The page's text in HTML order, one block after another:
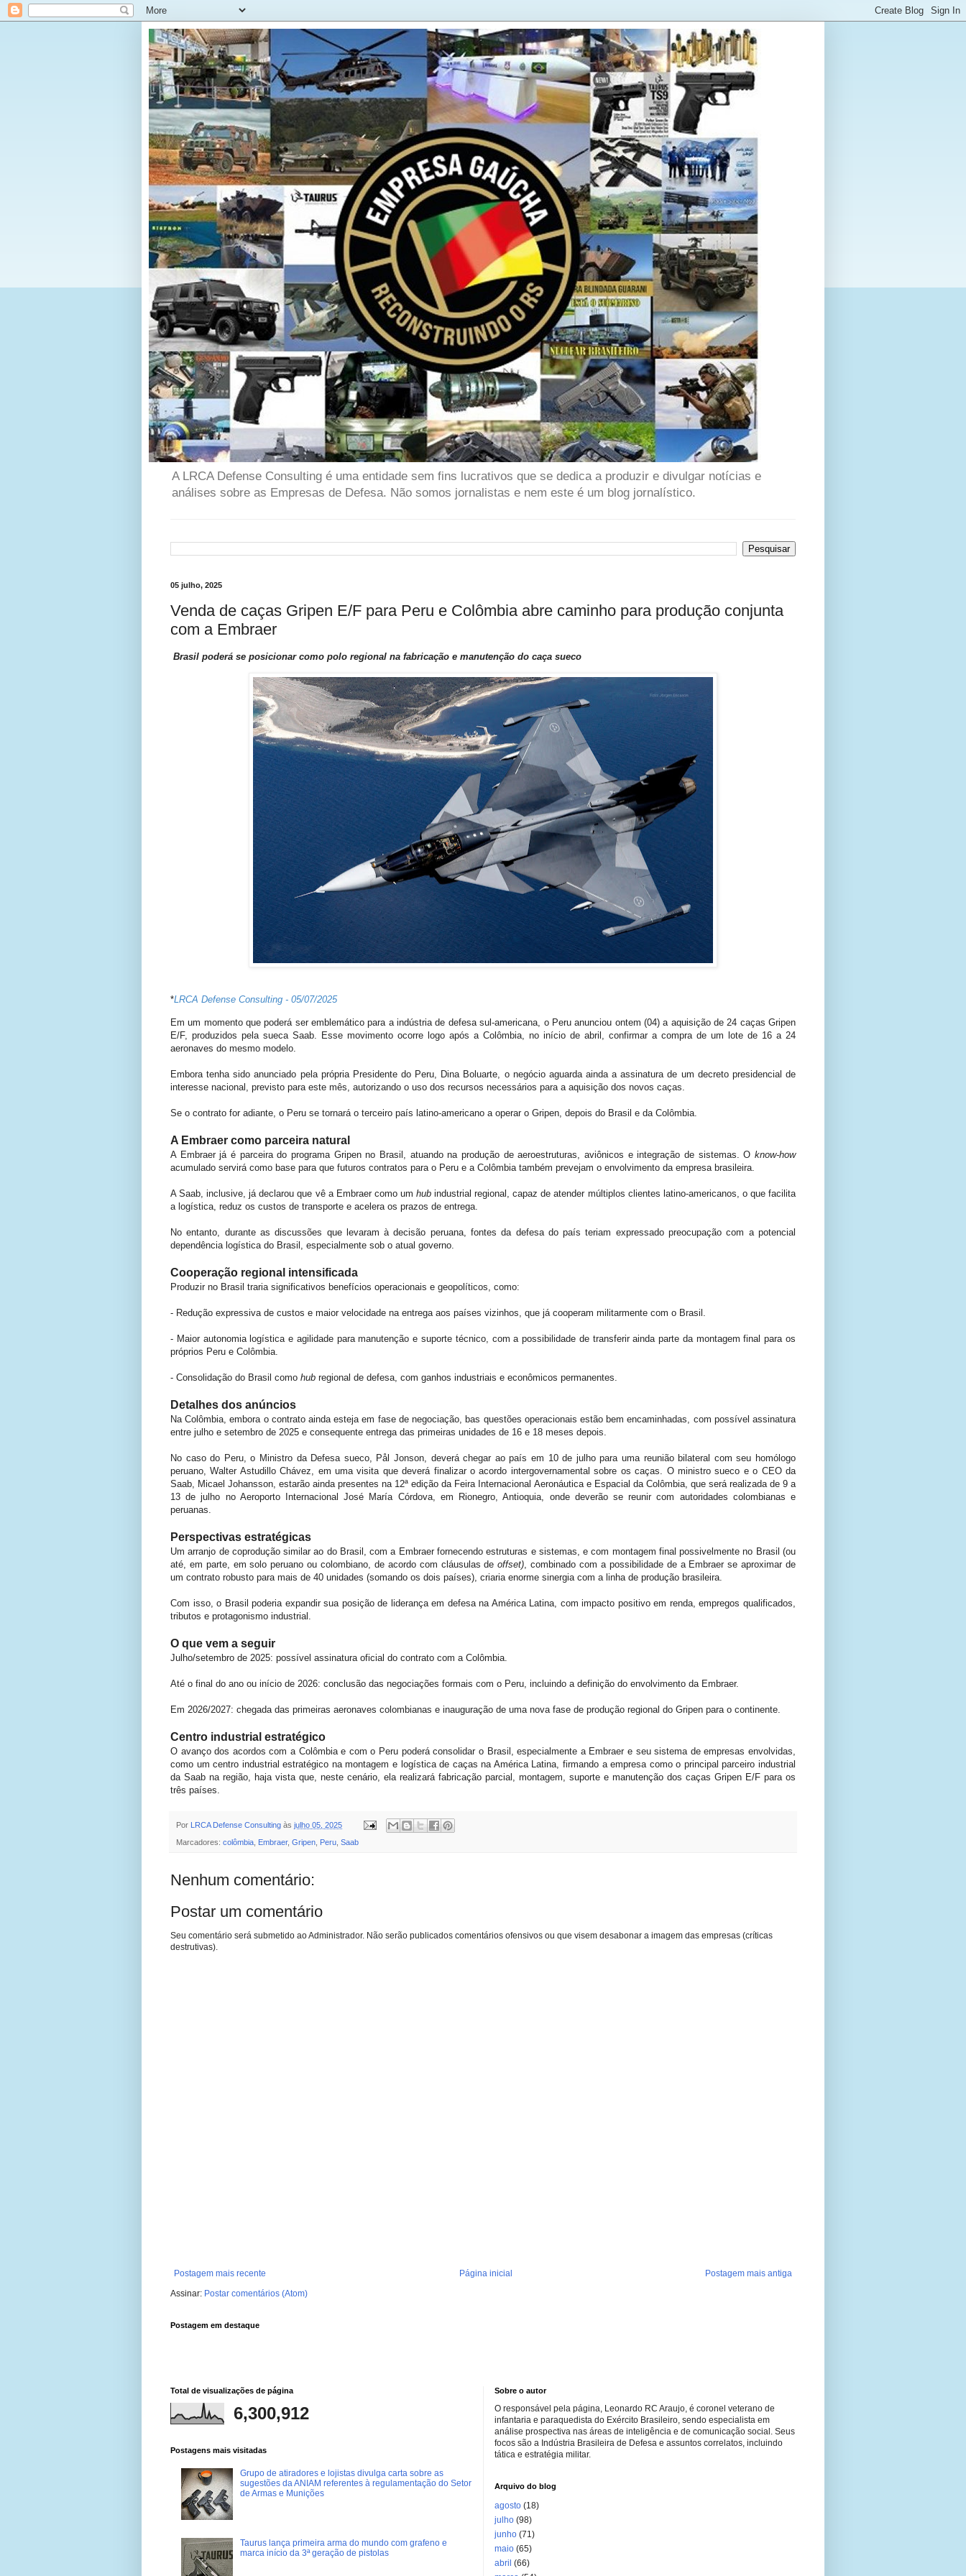
A LRCA Defense Consulting é uma entidade sem fins lucrativos que se dedica a produzir e divulgar notícias e
análises sobre as Empresas de Defesa. Não somos jornalistas e nem este é um blog jornalístico.
05 julho, 2025
Venda de caças Gripen E/F para Peru e Colômbia abre caminho para produção conjunta
com a Embraer
Brasil poderá se posicionar como polo regional na fabricação e manutenção do caça sueco
*LRCA Defense Consulting - 05/07/2025
Em um momento que poderá ser emblemático para a indústria de defesa sul-americana, o Peru anunciou ontem (04) a aquisição de 24 caças Gripen
E/F, produzidos pela sueca Saab. Esse movimento ocorre logo após a Colômbia, no início de abril, confirmar a compra de um lote de 16 a 24
aeronaves do mesmo modelo.
Embora tenha sido anunciado pela própria Presidente do Peru, Dina Boluarte, o negócio aguarda ainda a assinatura de um decreto presidencial de
interesse nacional, previsto para este mês, autorizando o uso dos recursos necessários para a aquisição dos novos caças.
Se o contrato for adiante, o Peru se tornará o terceiro país latino-americano a operar o Gripen, depois do Brasil e da Colômbia.
A Embraer como parceira natural
A Embraer já é parceira do programa Gripen no Brasil, atuando na produção de aeroestruturas, aviônicos e integração de sistemas. O know-how
acumulado servirá como base para que futuros contratos para o Peru e a Colômbia também prevejam o envolvimento da empresa brasileira.
A Saab, inclusive, já declarou que vê a Embraer como um hubindustrial regional, capaz de atender múltiplos clientes latino-americanos, o que facilita
a logística, reduz os custos de transporte e acelera os prazos de entrega.
No entanto, durante as discussões que levaram à decisão peruana, fontes da defesa do país teriam expressado preocupação com a potencial
dependência logística do Brasil, especialmente sob o atual governo.
Cooperação regional intensificada
Produzir no Brasil traria significativos benefícios operacionais e geopolíticos, como:
- Redução expressiva de custos e maior velocidade na entrega aos países vizinhos, que já cooperam militarmente com o Brasil.
- Maior autonomia logística e agilidade para manutenção e suporte técnico, com a possibilidade de transferir ainda parte da montagem final para os
próprios Peru e Colômbia
- Consolidação do Brasil como hub regional de defesa, com ganhos industriais e econômicos permanentes.
Detalhes dos anúncios
Na Colômbia, embora o contrato ainda esteja em fase de negociação, bas questões operacionais estão bem encaminhadas, com possível assinatura
entre julho e setembro de 2025 e consequente entrega das primeiras unidades de 16 e 18 meses depois.
No caso do Peru, o Ministro da Defesa sueco, Pål Jonson, deverá chegar ao país em 10 de julho para uma reunião bilateral com seu homólogo
peruano, Walter Astudillo Chávez, em uma visita que deverá finalizar o acordo intergovernamental sobre os caças. O ministro sueco e o CEO da
Saab, Micael Johansson, estarão ainda presentes na 12ª edição da Feira Internacional Aeronáutica e Espacial da Colômbia, que será realizada de 9 a
13 de julho no Aeroporto Internacional José María Córdova, em Rionegro, Antioquia, onde deverão se reunir com autoridades colombianas e
peruanas.
Perspectivas estratégicas
Um arranjo de coprodução similar ao do Brasil, com a Embraer fornecendo estruturas e sistemas, e com montagem final possivelmente no Brasil (ou
até, em parte, em solo peruano ou colombiano, de acordo com cláusulas deoffset) , combinado com a possibilidade de a Embraer se aproximar de
um contrato robusto para mais de 40 unidades (somando os dois países), criaria enorme sinergia com a linha de produção brasileira.
Com isso, o Brasil poderia expandir sua posição de liderança em defesa na América Latina, com impacto positivo em renda, empregos qualificados,
tributos e protagonismo industrial.
O que vem a seguir
Julho/setembro de 2025: possível assinatura oficial do contrato com a Colômbia.
Até o final do ano ou início de 2026: conclusão das negociações formais com o Peru, incluindo a definição do envolvimento da Embraer.
Em 2026/2027: chegada das primeiras aeronaves colombianas e inauguração de uma nova fase de produção regional do Gripen para o continente.
Centro industrial estratégico
O avanço dos acordos com a Colômbia e com o Peru poderá consolidar o Brasil, especialmente a Embraer e seu sistema de empresas envolvidas,
como um centro industrial estratégico na montagem e logística de caças na América Latina, firmando a empresa como o principal parceiro industrial
da Saab na região, haja vista que, neste cenário, ela realizará fabricação parcial, montagem, suporte e manutenção dos caças Gripen E/F para os
três países.
Por LRCA Defense Consulting às julho 05, 2025
Marcadores: colômbia Embraer, Gripen Peru Saab
Nenhum comentário:
Postar um comentário
Seu comentário será submetido ao Administrador. Não serão publicados comentários ofensivos ou que visem desabonar a imagem das empresas (críticas
destrutivas).
Postagem mais recente Postagem mais antiga
Página inicial
Assinar: Postar comentários (Atom)
Postagem em destaque
Total de visualizações de página
6,300,912
Postagens mais visitadas
Grupo de atiradores e lojistas divulga carta sobre as
sugestões da ANIAM referentes à regulamentação do Setor
de Armas e Munições
Taurus lança primeira arma do mundo com grafeno e
marca início da 3ª geração de pistolas
Sobre o autor
O responsável pela página, Leonardo RC Araujo, é coronel veterano de
infantaria e paraquedista do Exército Brasileiro, sendo especialista em
análise prospectiva nas áreas de inteligência e de comunicação social. Seus
focos são a Indústria Brasileira de Defesa e assuntos correlatos, incluindo
tática e estratégia militar.
Arquivo do blog
agosto (18)
julho (98)
junho (71)
maio (65)
abril (66)